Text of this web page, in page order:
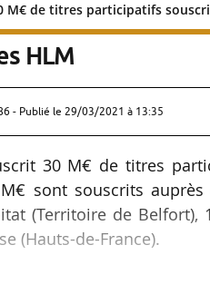
M€ de titres participatifs
: 30 M€ de titres
HLM
- Publié le 29/03/2021 à 13:35
30 M€ de titres
sont souscrits auprès
(Territoire de Belfort),
(Hauts-de-France).